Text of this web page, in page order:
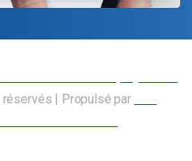
réservés | Propulsé par